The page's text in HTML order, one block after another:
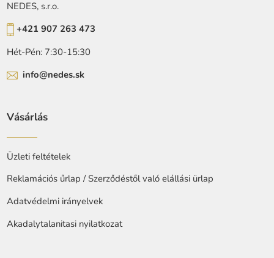
NEDES, s.r.o.
+421 907 263 473
Hét-Pén: 7:30-15:30
info@nedes.sk
Vásárlás
Üzleti feltételek
Reklamációs űrlap / Szerződéstől való elállási ürlap
Adatvédelmi irányelvek
Akadalytalanitasi nyilatkozat